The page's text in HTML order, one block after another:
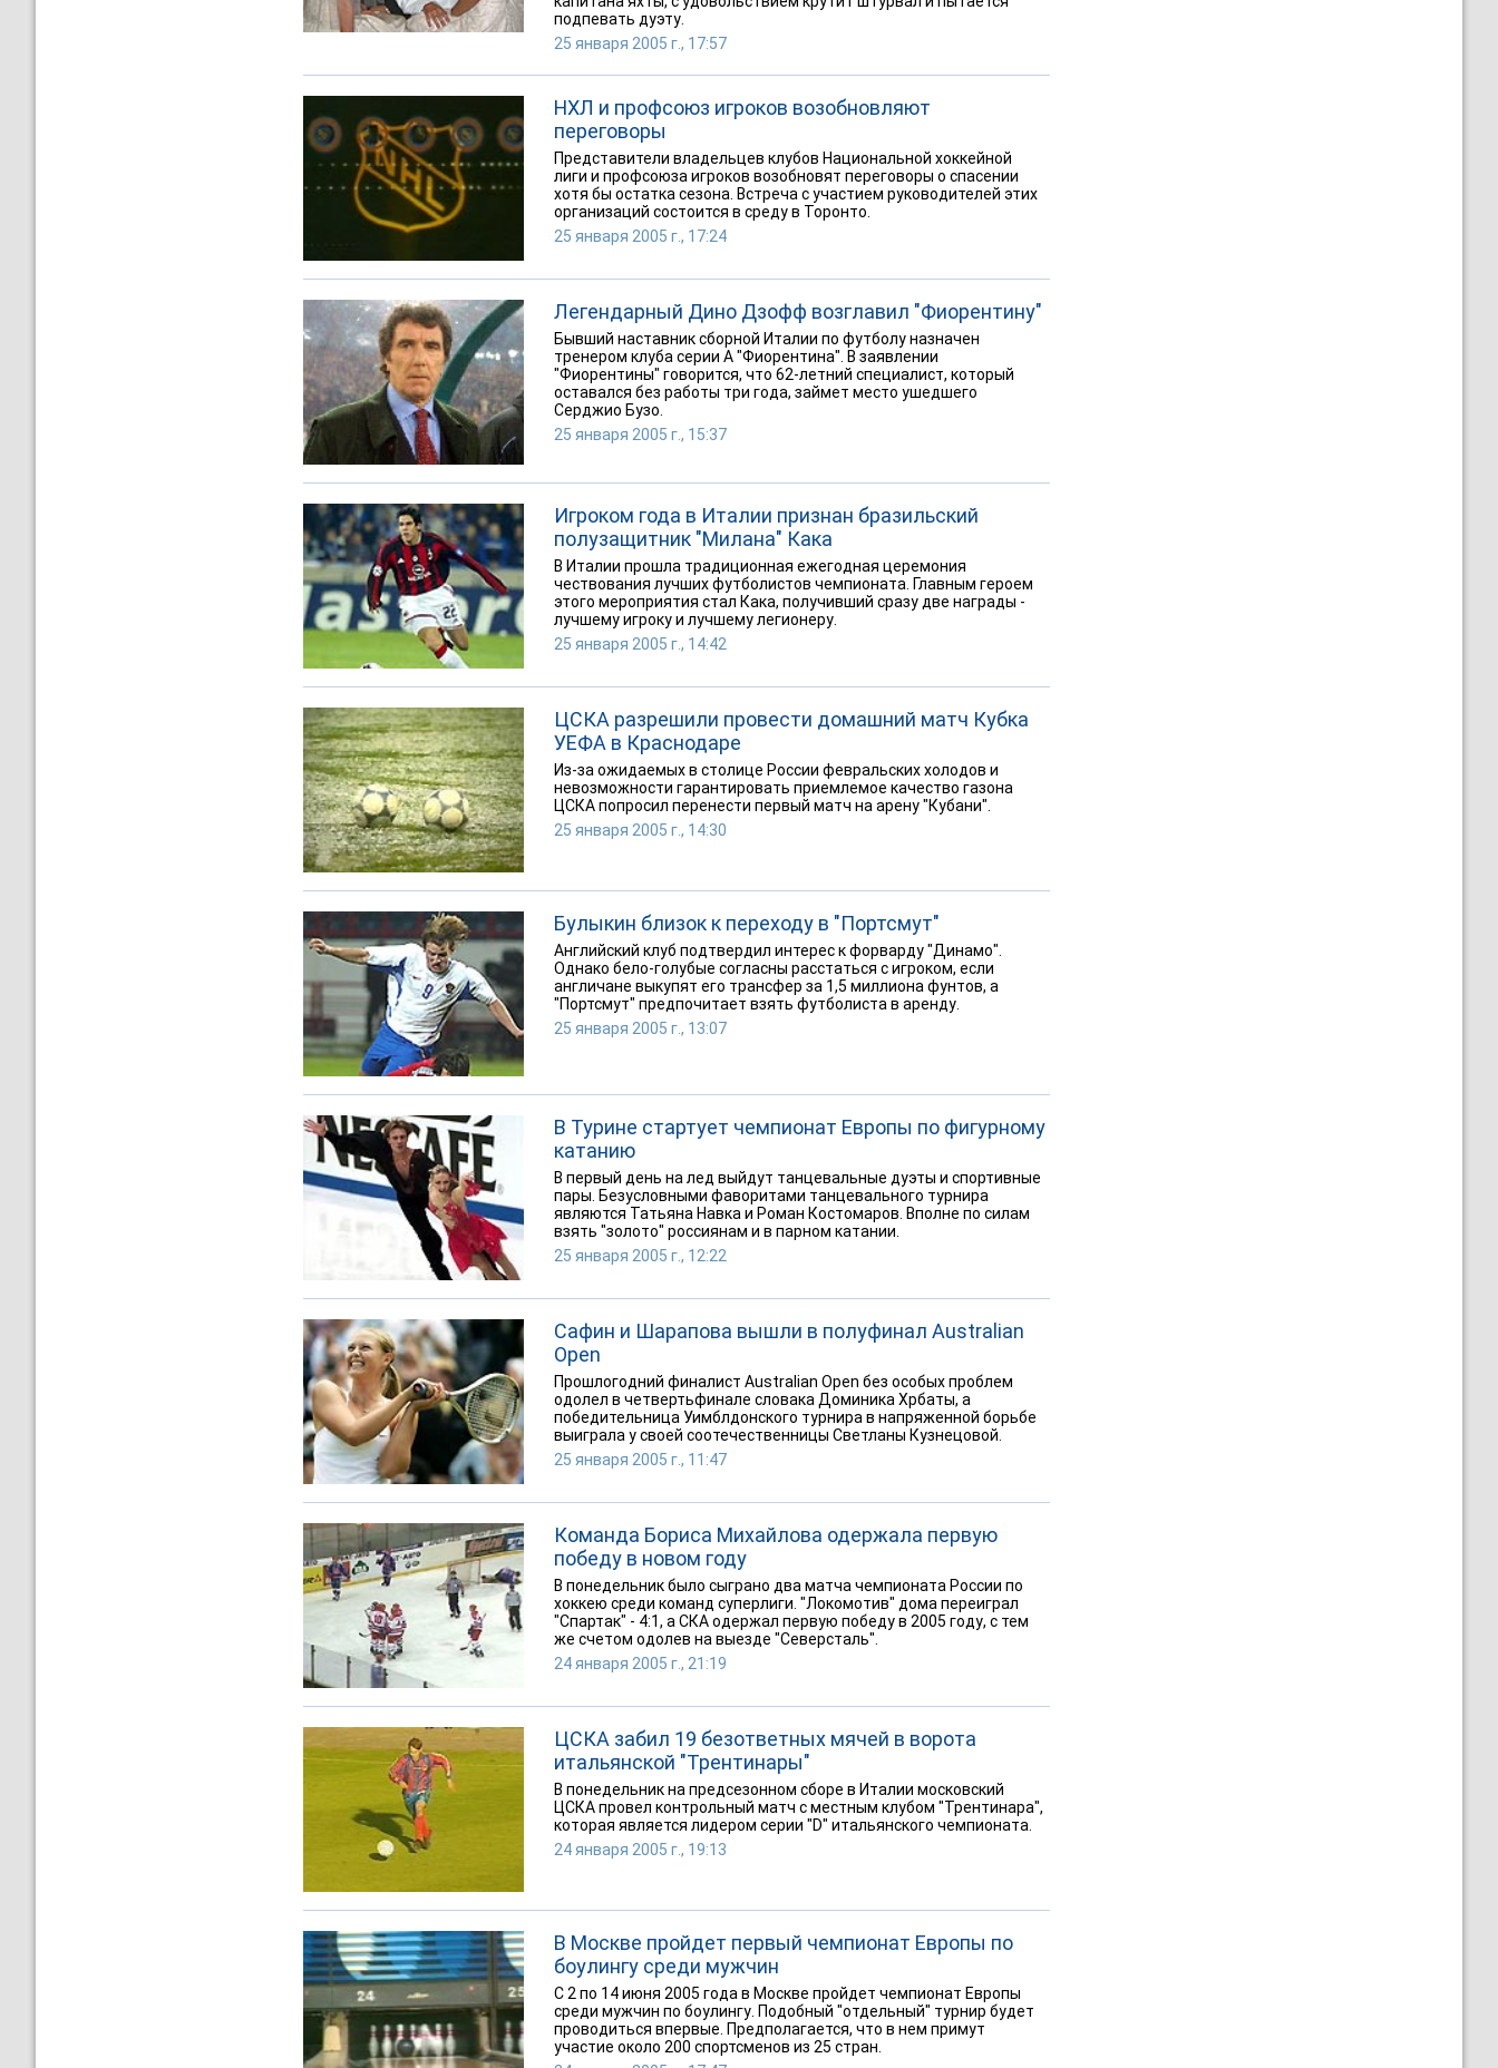
подпевать дуэту.
25 января 2005 г., 17:57
НХЛ и профсоюз игроков возобновляют
переговоры
Представители владельцев клубов Национальной хоккейной
лиги и профсоюза игроков возобновят переговоры о спасении
хотя бы остатка сезона. Встреча с участием руководителей этих
организаций состоится в среду в Торонто.
25 января 2005 г., 17:24
Легендарный Дино Дзофф возглавил "Фиорентину"
Бывший наставник сборной Италии по футболу назначен
тренером клуба серии А "Фиорентина". В заявлении
"Фиорентины" говорится, что 62-летний специалист, который
оставался без работы три года, займет место ушедшего
Серджио Бузо.
25 января 2005 г., 15:37
Игроком года в Италии признан бразильский
полузащитник "Милана" Кака
В Италии прошла традиционная ежегодная церемония
чествования лучших футболистов чемпионата. Главным героем
этого мероприятия стал Кака, получивший сразу две награды -
лучшему игроку и лучшему легионеру.
25 января 2005 г., 14:42
ЦСКА разрешили провести домашний матч Кубка
УЕФА в Краснодаре
Из-за ожидаемых в столице России февральских холодов и
невозможности гарантировать приемлемое качество газона
ЦСКА попросил перенести первый матч на арену "Кубани".
25 января 2005 г., 14:30
Булыкин близок к переходу в "Портсмут"
Английский клуб подтвердил интерес к форварду "Динамо".
Однако бело-голубые согласны расстаться с игроком, если
англичане выкупят его трансфер за 1,5 миллиона фунтов, а
"Портсмут" предпочитает взять футболиста в аренду.
25 января 2005 г., 13:07
В Турине стартует чемпионат Европы по фигурному
катанию
В первый день на лед выйдут танцевальные дуэты и спортивные
пары. Безусловными фаворитами танцевального турнира
являются Татьяна Навка и Роман Костомаров. Вполне по силам
взять "золото" россиянам и в парном катании.
25 января 2005 г., 12:22
Сафин и Шарапова вышли в полуфинал Australian
Open
Прошлогодний финалист Australian Open без особых проблем
одолел в четвертьфинале словака Доминика Хрбаты, а
победительница Уимблдонского турнира в напряженной борьбе
выиграла у своей соотечественницы Светланы Кузнецовой.
25 января 2005 г., 11:47
Команда Бориса Михайлова одержала первую
победу в новом году
В понедельник было сыграно два матча чемпионата России по
хоккею среди команд суперлиги. "Локомотив" дома переиграл
"Спартак" - 4:1, а СКА одержал первую победу в 2005 году, с тем
же счетом одолев на выезде "Северсталь".
24 января 2005 г., 21:19
ЦСКА забил 19 безответных мячей в ворота
итальянской "Трентинары"
В понедельник на предсезонном сборе в Италии московский
ЦСКА провел контрольный матч с местным клубом "Трентинара",
которая является лидером серии "D" итальянского чемпионата.
24 января 2005 г., 19:13
В Москве пройдет первый чемпионат Европы по
боулингу среди мужчин
С 2 по 14 июня 2005 года в Москве пройдет чемпионат Европы
среди мужчин по боулингу. Подобный "отдельный" турнир будет
проводиться впервые. Предполагается, что в нем примут
участие около 200 спортсменов из 25 стран.